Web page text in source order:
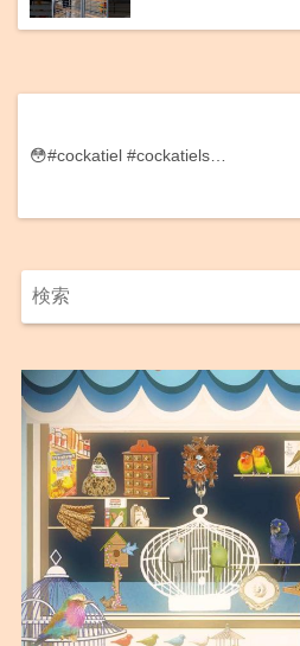
😳#cockatiel #cockatiels…